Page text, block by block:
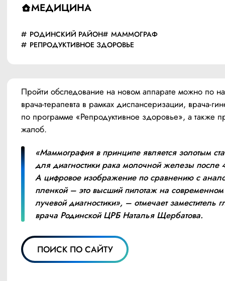
МЕДИЦИНА
РОДИНСКИЙ РАЙОН
МАММОГРАФ
РЕПРОДУКТИВНОЕ ЗДОРОВЬЕ
Пройти обследование на новом аппарате можно по
врача-терапевта в рамках диспансеризации, врача-
по программе «Репродуктивное здоровье», а также
жалоб.
«Маммография в принципе является золотым
для диагностики рака молочной железы после
А цифровое изображение по сравнению с
пленкой – это высший пилотаж на современном
лучевой диагностики», – отмечает заместитель
врача Родинской ЦРБ Наталья Щербатова.
ПОИСК ПО САЙТУ